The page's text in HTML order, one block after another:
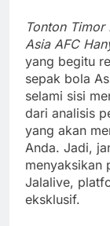
Tonton Timor
Asia AFC
yang begitu
sepak bola
selami sisi
dari analisis
yang akan
Anda. Jadi,
menyaksikan
Jalalive,
eksklusif.